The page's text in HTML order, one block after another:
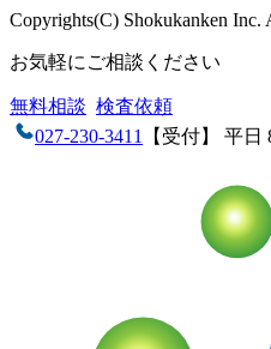
Copyrights(C) Shokukanken Inc.
お気軽にご相談ください
無料相談 検査依頼
027-230-3411 【受付】 平日